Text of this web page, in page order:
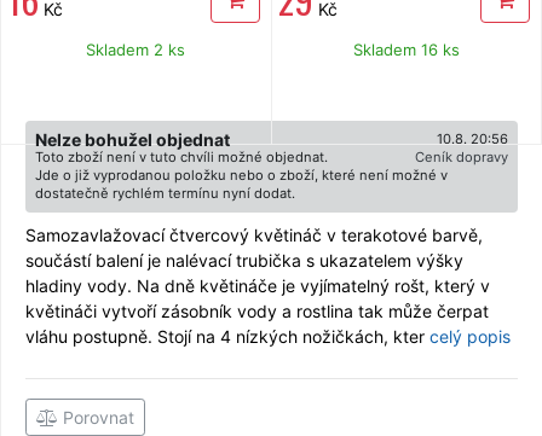
Kč
Skladem 2 ks
Kč
Skladem 16 ks
10.8. 20:56
Nelze bohužel objednat
Ceník dopravy
Toto zboží není v tuto chvíli možné objednat.
Jde o již vyprodanou položku nebo o zboží, které není možné v
dostatečně rychlém termínu nyní dodat.
Samozavlažovací čtvercový květináč v terakotové barvě,
součástí balení je nalévací trubička s ukazatelem výšky
hladiny vody. Na dně květináče je vyjímatelný rošt, který v
květináči vytvoří zásobník vody a rostlina tak může čerpat
vláhu postupně. Stojí na 4 nízkých nožičkách, kter celý popis
Porovnat